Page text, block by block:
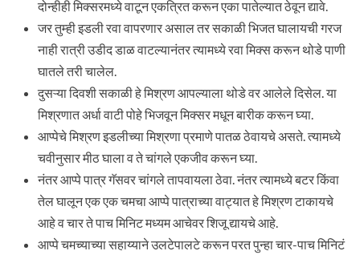
दोन्हीही मिक्सरमध्ये वाटून एकत्रित करून एका पातेल्यात ठेवून द्यावे.
जर तुम्ही इडली रवा वापरणार असाल तर सकाळी भिजत घालायची गरज
नाही रात्री उडीद डाळ वाटल्यानंतर त्यामध्ये रवा मिक्स करून थोडे पाणी
घातले तरी चालेल.
दुसऱ्या दिवशी सकाळी हे मिश्रण आपल्याला थोडे वर आलेले दिसेल. या
मिश्रणात अर्धा वाटी पोहे भिजवून मिक्सर मधून बारीक करून घ्या.
आप्पेचे मिश्रण इडलीच्या मिश्रणा प्रमाणे पातळ ठेवायचे असते. त्यामध्ये
चवीनुसार मीठ घाला व ते चांगले एकजीव करून घ्या.
नंतर आप्पे पात्र गॅसवर चांगले तापवायला ठेवा. नंतर त्यामध्ये बटर किंवा
तेल घालून एक एक चमचा आप्पे पात्राच्या वाट्यात हे मिश्रण टाकायचे
आहे व चार ते पाच मिनिट मध्यम आचेवर शिजू द्यायचे आहे.
आप्पे चमच्याच्या सहाय्याने उलटेपालटे करून परत पुन्हा चार-पाच मिनिटं